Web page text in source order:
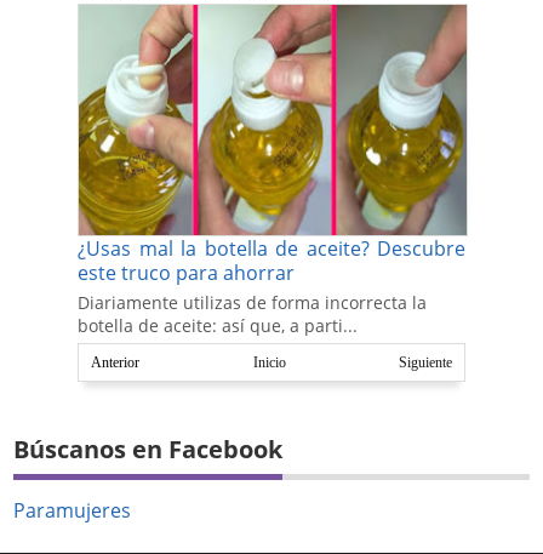
¿Usas mal la botella de aceite? Descubre
este truco para ahorrar
Diariamente utilizas de forma incorrecta la
botella de aceite: así que, a parti...
Anterior Siguiente
Inicio
Búscanos en Facebook
Paramujeres